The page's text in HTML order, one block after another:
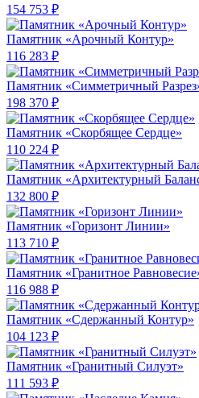
154 753 ₽
Памятник «Арочный Контур»
116 283 ₽
Памятник «Симметричный
198 370 ₽
Памятник «Скорбящее Сердце»
110 224 ₽
Памятник «Архитектурный
132 800 ₽
Памятник «Горизонт Линии»
113 710 ₽
Памятник «Гранитное
116 988 ₽
Памятник «Сдержанный Контур»
104 123 ₽
Памятник «Гранитный Силуэт»
111 593 ₽